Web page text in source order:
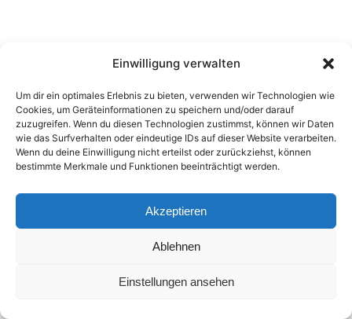
Einwilligung verwalten
Um dir ein optimales Erlebnis zu bieten, verwenden wir Technologien wie
Cookies, um Geräteinformationen zu speichern und/oder darauf
zuzugreifen. Wenn du diesen Technologien zustimmst, können wir Daten
wie das Surfverhalten oder eindeutige IDs auf dieser Website verarbeiten.
Wenn du deine Einwilligung nicht erteilst oder zurückziehst, können
bestimmte Merkmale und Funktionen beeinträchtigt werden.
Akzeptieren
Ablehnen
Einstellungen ansehen